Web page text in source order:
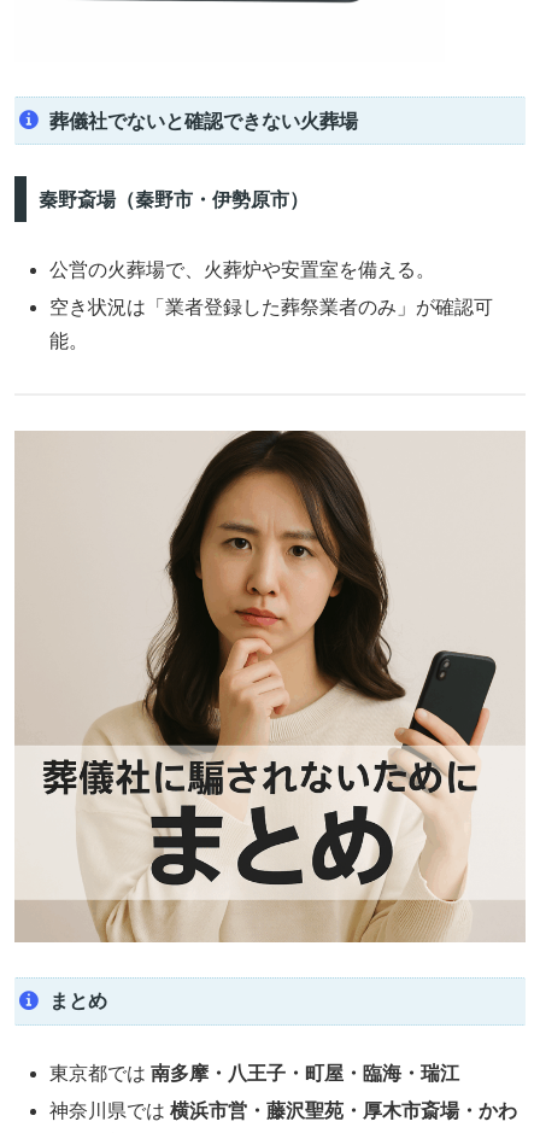
葬儀社でないと確認できない火葬場
秦野斎場（秦野市・伊勢原市）
公営の火葬場で、火葬炉や安置室を備える。
空き状況は「業者登録した葬祭業者のみ」が確認可
能。
まとめ
東京都では南多摩・八王子・町屋・臨海・瑞江
神奈川県では横浜市営・藤沢聖苑・厚木市斎場・かわ